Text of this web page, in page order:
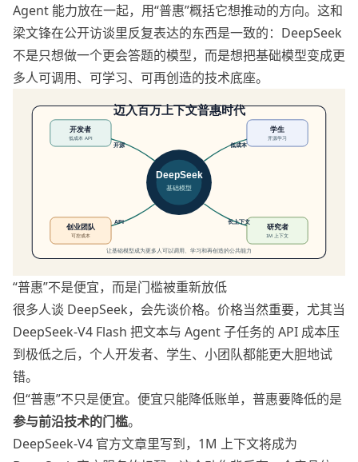
Agent 能力放在一起，用“普惠”概括它想推动的方向。这和
梁文锋在公开访谈里反复表达的东西是一致的：DeepSeek
不是只想做一个更会答题的模型，而是想把基础模型变成更
多人可调用、可学习、可再创造的技术底座。
“普惠”不是便宜，而是门槛被重新放低
很多人谈 DeepSeek，会先谈价格。价格当然重要，尤其当
DeepSeek-V4 Flash 把文本与 Agent 子任务的 API 成本压
到极低之后，个人开发者、学生、小团队都能更大胆地试
错。
但“普惠”不只是便宜。便宜只能降低账单，普惠要降低的是
参与前沿技术的门槛。
DeepSeek-V4 官方文章里写到，1M 上下文将成为